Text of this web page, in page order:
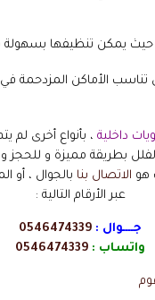
حيث يمكن تنظيفها بسهولة
تناسب الأماكن المزدحمة
داخلية ، بأنواع أخرى لم
بطريقة مميزة و للحجز
هو الاتصال بنا بالجوال ، أو
عبر الأرقام التالية :
جــــوال : 0546474339
واتساب : 0546474339